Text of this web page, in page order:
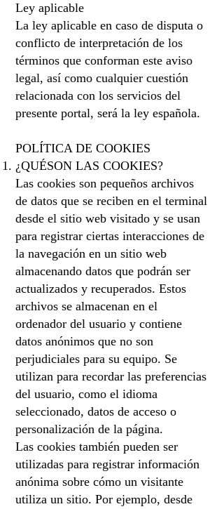
Ley aplicable
La ley aplicable en caso de disputa o
conflicto de interpretación de los
términos que conforman este aviso
legal, así como cualquier cuestión
relacionada con los servicios del
presente portal, será la ley española.
POLÍTICA DE COOKIES
¿QUÉSON LAS COOKIES?
Las cookies son pequeños archivos
de datos que se reciben en el terminal
desde el sitio web visitado y se usan
para registrar ciertas interacciones de
la navegación en un sitio web
almacenando datos que podrán ser
actualizados y recuperados. Estos
archivos se almacenan en el
ordenador del usuario y contiene
datos anónimos que no son
perjudiciales para su equipo. Se
utilizan para recordar las preferencias
del usuario, como el idioma
seleccionado, datos de acceso o
personalización de la página.
Las cookies también pueden ser
utilizadas para registrar información
anónima sobre cómo un visitante
utiliza un sitio. Por ejemplo, desde